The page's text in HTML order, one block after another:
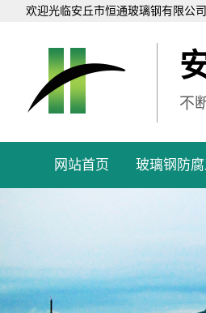
欢迎光临安丘市恒通玻璃钢有限公司
不
网站首页 玻璃钢防